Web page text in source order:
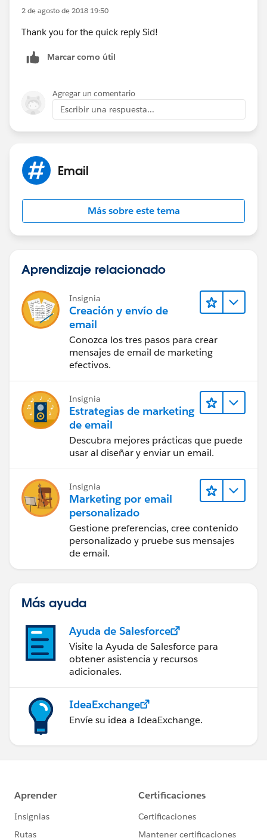
objMsgEmailAttach.setBody(objPage.getContent());
objMsgEmailAttach.setContentType('application/
ms-excel');
with csv.
Hope this will help !
2 de agosto de 2018 19:50
Thank you for the quick reply Sid!
Marcar como útil
Agregar un comentario
Escribir una respuesta...
Email
Más sobre este tema
Aprendizaje relacionado
Insignia
Creación y envío de
email
Conozca los tres pasos para crear
mensajes de email de marketing
efectivos.
Insignia
Estrategias de marketing
de email
Descubra mejores prácticas que puede
usar al diseñar y enviar un email.
Insignia
Marketing por email
personalizado
Gestione preferencias, cree contenido
personalizado y pruebe sus mensajes
de email.
Más ayuda
Ayuda de Salesforce
Visite la Ayuda de Salesforce para
obtener asistencia y recursos
adicionales.
IdeaExchange
Envíe su idea a IdeaExchange.